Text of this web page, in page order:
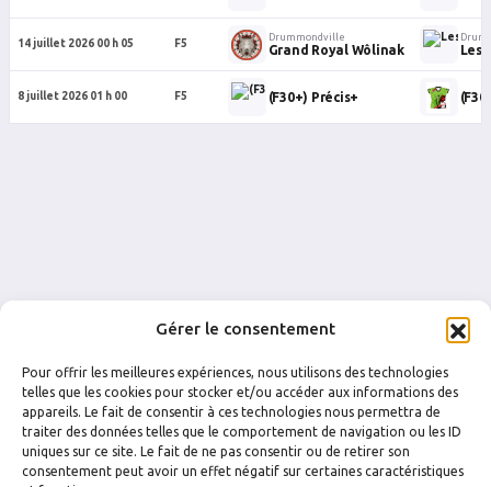
Gérer le consentement
Pour offrir les meilleures expériences, nous utilisons des technologies
telles que les cookies pour stocker et/ou accéder aux informations des
appareils. Le fait de consentir à ces technologies nous permettra de
traiter des données telles que le comportement de navigation ou les ID
uniques sur ce site. Le fait de ne pas consentir ou de retirer son
consentement peut avoir un effet négatif sur certaines caractéristiques
14 juillet 2026 00 h 05 F5
Drummondville
Grand Royal Wôlinak Les
8 juillet 2026 01 h 00 F5 (F30+) Précis+
FACEBOOK INSTAGRAM